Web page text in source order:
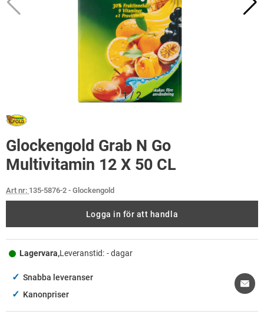
1/2
Glockengold Grab N Go
Multivitamin 12 X 50 CL
Art nr: 135-5876-2 - Glockengold
Logga in för att handla
Lagervara,Leveranstid: - dagar
✓ Snabba leveranser
✓ Kanonpriser